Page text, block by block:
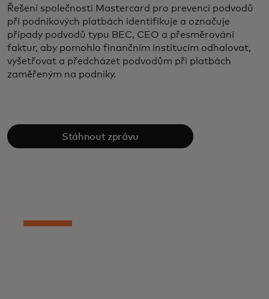
Řešení společnosti Mastercard pro prevenci podvodů
při podnikových platbách identifikuje a označuje
případy podvodů typu BEC, CEO a přesměrování
faktur, aby pomohlo finančním institucím odhalovat,
vyšetřovat a předcházet podvodům při platbách
zaměřeným na podniky.
Stáhnout zprávu